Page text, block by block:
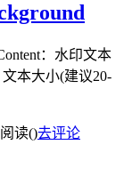
：水印文本
本大小(建议20-
阅读()去评论